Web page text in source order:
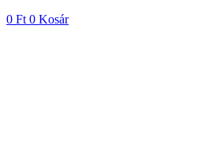
0 Ft 0 Kosár